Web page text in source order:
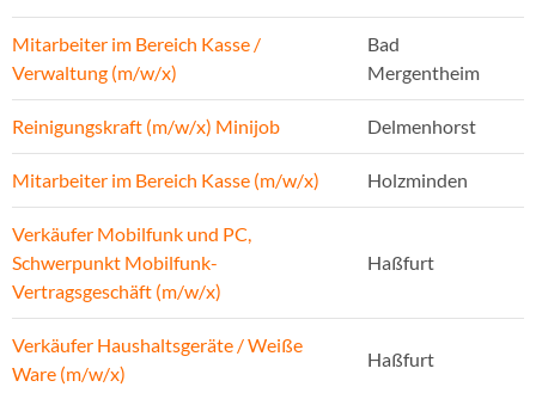
Mitarbeiter im Bereich Kasse /
Verwaltung (m/w/x)
Bad
Mergentheim
Reinigungskraft (m/w/x) Minijob Delmenhorst
Mitarbeiter im Bereich Kasse (m/w/x) Holzminden
Verkäufer Mobilfunk und PC,
Schwerpunkt Mobilfunk-
Vertragsgeschäft (m/w/x)
Haßfurt
Verkäufer Haushaltsgeräte / Weiße
Ware (m/w/x)
Haßfurt